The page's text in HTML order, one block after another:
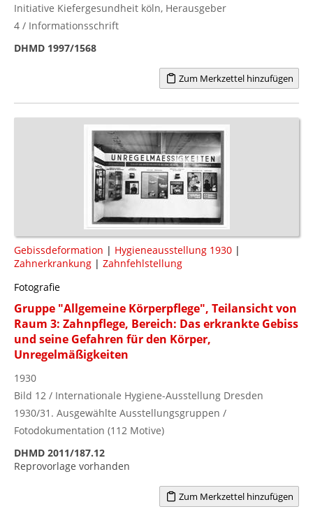
Initiative Kiefergesundheit köln, Herausgeber
4 / Informationsschrift
DHMD 1997/1568
Zum Merkzettel hinzufügen
Gebissdeformation | Hygieneausstellung 1930 |
Zahnerkrankung | Zahnfehlstellung
Fotografie
Gruppe "Allgemeine Körperpflege", Teilansicht von
Raum 3: Zahnpflege, Bereich: Das erkrankte Gebiss
und seine Gefahren für den Körper,
Unregelmäßigkeiten
1930
Bild 12 / Internationale Hygiene-Ausstellung Dresden
1930/31. Ausgewählte Ausstellungsgruppen /
Fotodokumentation (112 Motive)
DHMD 2011/187.12
Reprovorlage vorhanden
Zum Merkzettel hinzufügen